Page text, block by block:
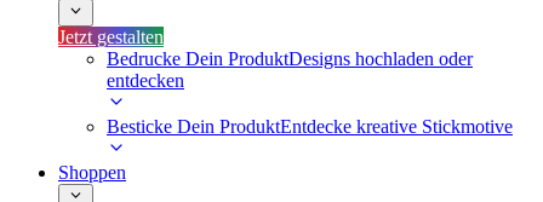
Jetzt gestalten
Bedrucke Dein ProduktDesigns hochladen oder
entdecken
Besticke Dein ProduktEntdecke kreative Stickmotive
Shoppen